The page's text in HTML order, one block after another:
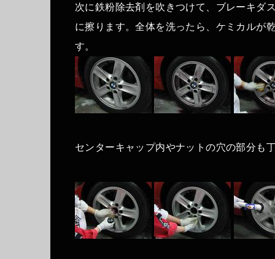
次に鉄粉除去剤を吹きつけて、ブレーキダ
に擦ります。全体を洗ったら、ケミカルが
す。
センターキャップ内やナットの穴の部分も